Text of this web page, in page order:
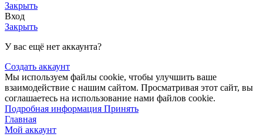
Закрыть
Вход
Закрыть
У вас ещё нет аккаунта?
Создать аккаунт
Мы используем файлы cookie, чтобы улучшить ваше
взаимодействие с нашим сайтом. Просматривая этот сайт, вы
соглашаетесь на использование нами файлов cookie.
Подробная информация Подробная
Принять
Главная
Мой аккаунт